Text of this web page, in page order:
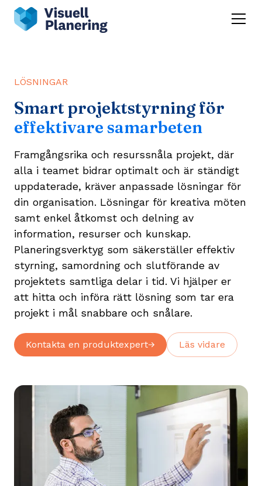
LÖSNINGAR
Smart projektstyrning för
effektivare samarbeten
Framgångsrika och resurssnåla projekt, där
alla i teamet bidrar optimalt och är ständigt
uppdaterade, kräver anpassade lösningar för
din organisation. Lösningar för kreativa möten
samt enkel åtkomst och delning av
information, resurser och kunskap.
Planeringsverktyg som säkerställer effektiv
styrning, samordning och slutförande av
projektets samtliga delar i tid. Vi hjälper er
att hitta och införa rätt lösning som tar era
projekt i mål snabbare och snålare.
Kontakta en produktexpert Läs vidare